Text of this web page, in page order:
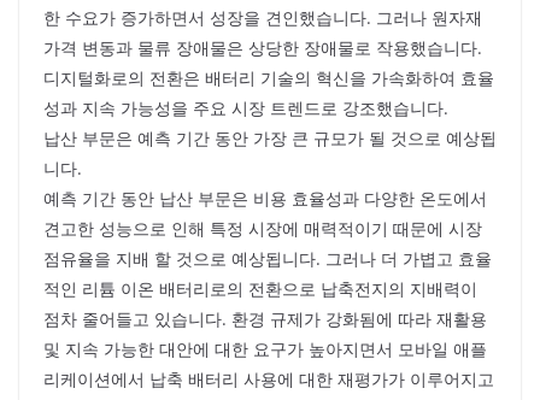
한 수요가 증가하면서 성장을 견인했습니다. 그러나 원자재
가격 변동과 물류 장애물은 상당한 장애물로 작용했습니다.
디지털화로의 전환은 배터리 기술의 혁신을 가속화하여 효율
성과 지속 가능성을 주요 시장 트렌드로 강조했습니다.
납산 부문은 예측 기간 동안 가장 큰 규모가 될 것으로 예상됩
니다.
예측 기간 동안 납산 부문은 비용 효율성과 다양한 온도에서
견고한 성능으로 인해 특정 시장에 매력적이기 때문에 시장
점유율을 지배 할 것으로 예상됩니다. 그러나 더 가볍고 효율
적인 리튬 이온 배터리로의 전환으로 납축전지의 지배력이
점차 줄어들고 있습니다. 환경 규제가 강화됨에 따라 재활용
및 지속 가능한 대안에 대한 요구가 높아지면서 모바일 애플
리케이션에서 납축 배터리 사용에 대한 재평가가 이루어지고